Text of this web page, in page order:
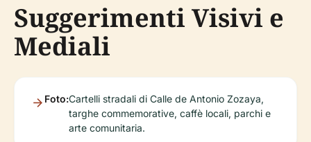
Suggerimenti Visivi e
Mediali
Foto:Cartelli stradali di Calle de Antonio Zozaya,
targhe commemorative, caffè locali, parchi e
arte comunitaria.